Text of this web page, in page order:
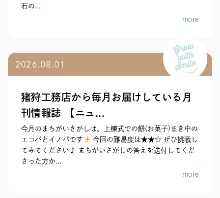
石の...
more
2026.08.01
猪狩工務店から毎月お届けしている月
刊情報誌 【ニュ...
今月のまちがいさがしは、上棟式での餅(お菓子)まき中の
エコパとイノパです
今回の難易度は★★☆ ぜひ挑戦し
てみてください♪ まちがいさがしの答えを送付してくだ
さった方か...
more